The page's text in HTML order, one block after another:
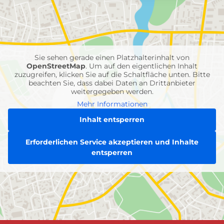
mit
Feuerwehr-
Einheiten
Sie sehen gerade einen Platzhalterinhalt von
OpenStreetMap. Um auf den eigentlichen Inhalt
zuzugreifen, klicken Sie auf die Schaltfläche unten. Bitte
beachten Sie, dass dabei Daten an Drittanbieter
weitergegeben werden.
Mehr Informationen
Inhalt entsperren
Erforderlichen Service akzeptieren und Inhalte
entsperren